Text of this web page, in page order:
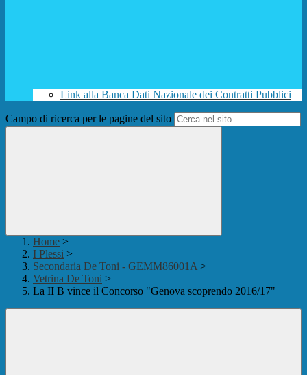
Link alla Banca Dati Nazionale dei Contratti Pubblici
Campo di ricerca per le pagine del sito
Home >
I Plessi >
Secondaria De Toni - GEMM86001A >
Vetrina De Toni >
La II B vince il Concorso "Genova scoprendo 2016/17"